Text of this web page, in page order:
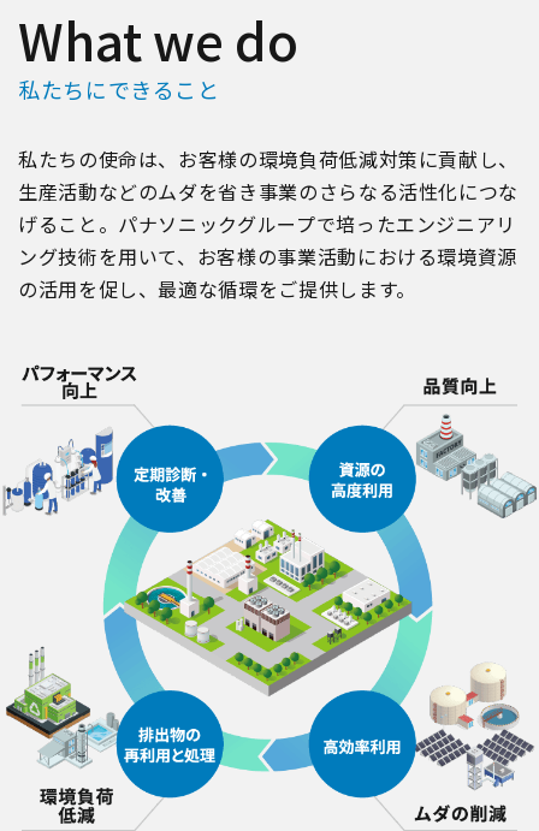
What we do
私たちにできること
私たちの使命は、お客様の環境負荷低減対策に貢献し、
生産活動などのムダを省き事業のさらなる活性化につな
げること。パナソニックグループで培ったエンジニアリ
ング技術を用いて、お客様の事業活動における環境資源
の活用を促し、最適な循環をご提供します。